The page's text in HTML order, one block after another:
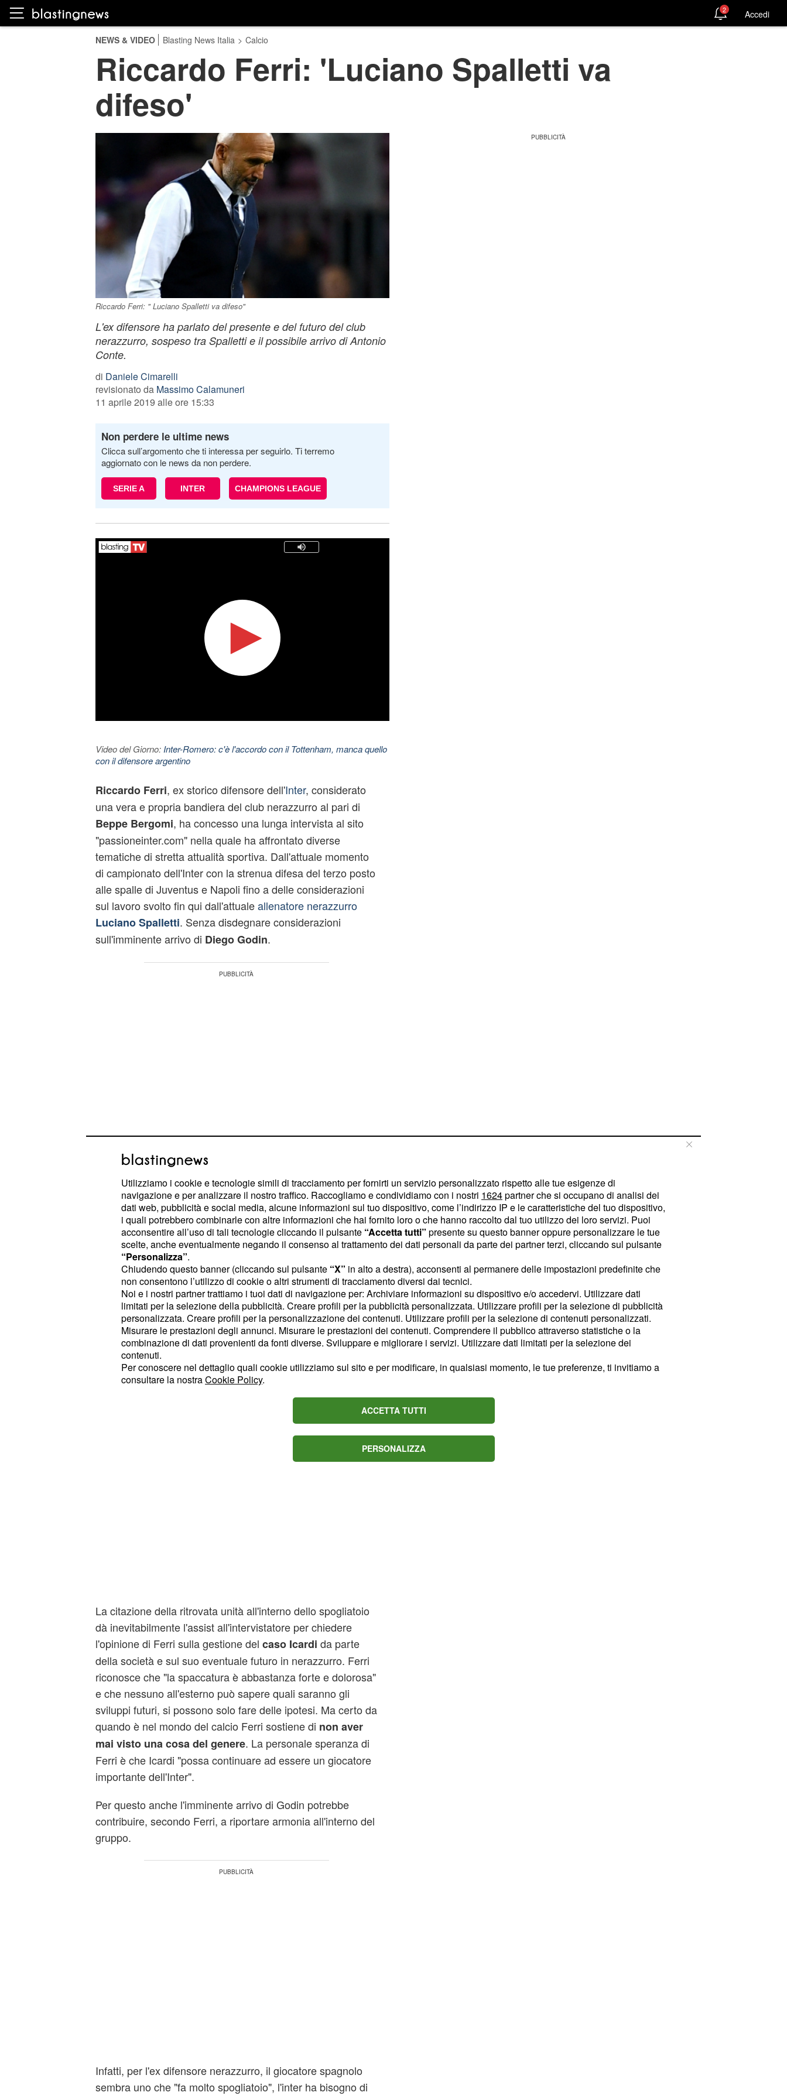
2 Accedi
NEWS & VIDEO Blasting News Italia > Calcio
Riccardo Ferri: 'Luciano Spalletti va
difeso'
Riccardo Ferri: " Luciano Spalletti va difeso"
L'ex difensore ha parlato del presente e del futuro del club
nerazzurro, sospeso tra Spalletti e il possibile arrivo di Antonio
Conte.
di Daniele Cimarelli
revisionato da Massimo Calamuneri
11 aprile 2019 alle ore 15:33
Non perdere le ultime news
Clicca sull’argomento che ti interessa per seguirlo. Ti terremo
aggiornato con le news da non perdere.
SERIE A INTER CHAMPIONS LEAGUE
Video del Giorno: Inter-Romero: c'è l'accordo con il Tottenham, manca quello
con il difensore argentino
Riccardo Ferri, ex storico difensore dell'Inter, considerato
una vera e propria bandiera del club nerazzurro al pari di
Beppe Bergomi, ha concesso una lunga intervista al sito
"passioneinter.com" nella quale ha affrontato diverse
tematiche di stretta attualità sportiva. Dall'attuale momento
di campionato dell'Inter con la strenua difesa del terzo posto
alle spalle di Juventus e Napoli fino a delle considerazioni
sul lavoro svolto fin qui dall'attualeallenatore nerazzurro
Luciano Spalletti. Senza disdegnare considerazioni
sull'imminente arrivo di Diego Godin.
Lo stato di salute dell'Inter
Partendo dall'analisi dell'ultima gara di campionato, nella
quale l'Inter ha affrontato l'Atalanta diGian Piero
Gasperini, forse la squadra che attualmente gioca il miglior
calcio dellaSerie A, Ferri non si è soffermato sull'occasione
mancata dai nerazzurri per allungare ulteriormente in
classifica rispetto alle dirette inseguitrici, primo fra tutti il
Milan diRino Gattuso. Secondo Ferri, infatti, l'Inter ha
disputato "una buona partita". Ed era anche ben messa in
campo "sia dal punto di vista tattico che mentale". D'altra
parte da quanto risulta all'ex difensore nerazzurro all'interno
dello spogliatoio i giocatori hanno ritrovato "la voglia di
raggiungere l'obiettivo".
La citazione della ritrovata unità all'interno dello spogliatoio
dà inevitabilmente l'assist all'intervistatore per chiedere
l'opinione di Ferri sulla gestione del caso Icardi da parte
della società e sul suo eventuale futuro in nerazzurro. Ferri
riconosce che "la spaccatura è abbastanza forte e dolorosa"
e che nessuno all'esterno può sapere quali saranno gli
sviluppi futuri, si possono solo fare delle ipotesi. Ma certo da
quando è nel mondo del calcio Ferri sostiene di non aver
mai visto una cosa del genere. La personale speranza di
Ferri è che Icardi "possa continuare ad essere un giocatore
importante dell'Inter".
Per questo anche l'imminente arrivo di Godin potrebbe
contribuire, secondo Ferri, a riportare armonia all'interno del
gruppo.
Infatti, per l'ex difensore nerazzurro, il giocatore spagnolo
sembra uno che "fa molto spogliatoio", l'inter ha bisogno di
Utilizziamo i cookie e tecnologie simili di tracciamento per fornirti un servizio personalizzato rispetto alle tue esigenze di
navigazione e per analizzare il nostro traffico. Raccogliamo e condividiamo con i nostri 1624partner che si occupano di analisi dei
dati web, pubblicità e social media, alcune informazioni sul tuo dispositivo, come l’indirizzo IP e le caratteristiche del tuo dispositivo,
i quali potrebbero combinarle con altre informazioni che hai fornito loro o che hanno raccolto dal tuo utilizzo dei loro servizi. Puoi
acconsentire all’uso di tali tecnologie cliccando il pulsante “Accetta tutti” presente su questo banner oppure personalizzare le tue
scelte, anche eventualmente negando il consenso al trattamento dei dati personali da parte dei partner terzi, cliccando sul pulsante
“Personalizza”.
Chiudendo questo banner (cliccando sul pulsante “X” in alto a destra), acconsenti al permanere delle impostazioni predefinite che
non consentono l’utilizzo di cookie o altri strumenti di tracciamento diversi dai tecnici.
Noi e i nostri partner trattiamo i tuoi dati di navigazione per: Archiviare informazioni su dispositivo e/o accedervi. Utilizzare dati
limitati per la selezione della pubblicità. Creare profili per la pubblicità personalizzata. Utilizzare profili per la selezione di pubblicità
personalizzata. Creare profili per la personalizzazione dei contenuti. Utilizzare profili per la selezione di contenuti personalizzati.
Misurare le prestazioni degli annunci. Misurare le prestazioni dei contenuti. Comprendere il pubblico attraverso statistiche o la
combinazione di dati provenienti da fonti diverse. Sviluppare e migliorare i servizi. Utilizzare dati limitati per la selezione dei
contenuti.
Per conoscere nel dettaglio quali cookie utilizziamo sul sito e per modificare, in qualsiasi momento, le tue preferenze, ti invitiamo a
consultare la nostraCookie Policy.
ACCETTA TUTTI
PERSONALIZZA